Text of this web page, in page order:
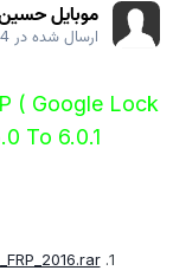
موبایل حسین
ارسال شده در24 مهر، 2016
( Google Lock
To 6.0.1